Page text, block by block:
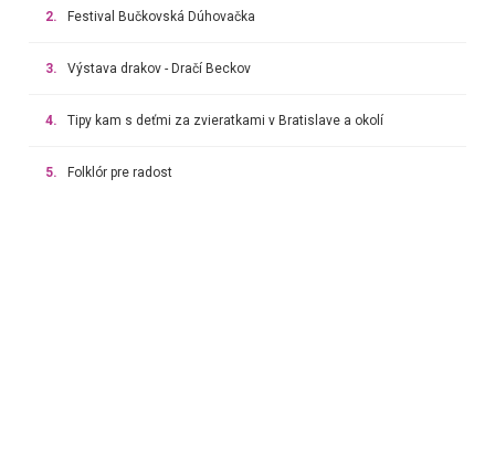
2. Festival Bučkovská Dúhovačka
3. Výstava drakov - Dračí Beckov
4. Tipy kam s deťmi za zvieratkami v Bratislave a okolí
5. Folklór pre radost